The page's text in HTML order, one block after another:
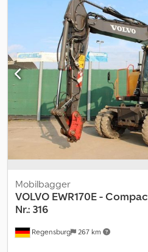
Regensburg 267 km
Mobilbagger
VOLVO EWR170E -
Nr.: 316